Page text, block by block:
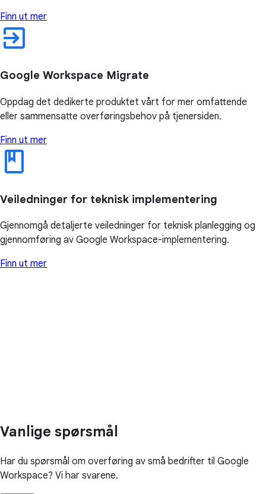
Finn ut mer
Google Workspace Migrate
Oppdag det dedikerte produktet vårt for mer omfattende
eller sammensatte overføringsbehov på tjenersiden.
Finn ut mer
Veiledninger for teknisk implementering
Gjennomgå detaljerte veiledninger for teknisk planlegging og
gjennomføring av Google Workspace-implementering.
Finn ut mer
Vanlige spørsmål
Har du spørsmål om overføring av små bedrifter til Google
Workspace? Vi har svarene.